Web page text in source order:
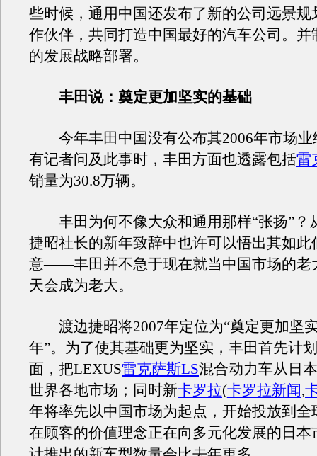
些时候，通用中国还发布了新的公司远景
作伙伴，共同打造中国最好的汽车公司。并
的发展战略部署。
丰田说：奠定更加坚实的基础
今年丰田中国没有公布其2006年市场业
有记者问及此事时，丰田方面也透露包括雷
销量为30.8万辆。
丰田为何不像大众和通用那样“张扬”？
捷昭社长的新年致辞中也许可以悟出其如此
意——丰田并不急于现在就当中国市场的老
天会成为老大。
渡边捷昭将2007年定位为“奠定更加坚
年”。为了使其基础更为坚实，丰田首先计
面，把LEXUS雷克萨斯LS混合动力车从日
世界各地市场；同时新卡罗拉(卡罗拉新闻,
年将率先以中国市场为起点，开始投放到全
在顾客的价值理念正在向多元化发展的日本